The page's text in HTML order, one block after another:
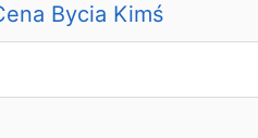
Bycia Kimś